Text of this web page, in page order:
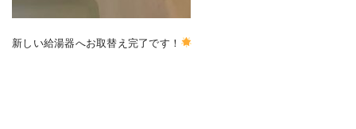
新しい給湯器へお取替え完了です！